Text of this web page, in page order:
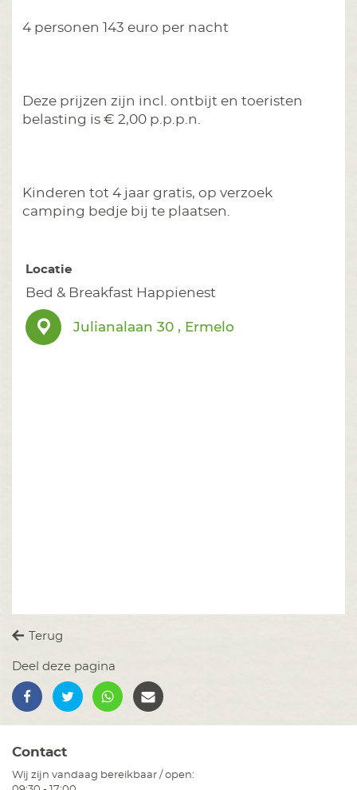
4 personen 143 euro per nacht
Deze prijzen zijn incl. ontbijt en toeristen
belasting is € 2,00 p.p.p.n.
Kinderen tot 4 jaar gratis, op verzoek
camping bedje bij te plaatsen.
Locatie
Bed & Breakfast Happienest
Julianalaan 30 , Ermelo
Terug
Deel deze pagina
Contact
Wij zijn vandaag bereikbaar / open: